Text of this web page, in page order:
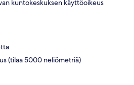
kuntokeskuksen käyttöoikeus
(tilaa 5000 neliömetriä)